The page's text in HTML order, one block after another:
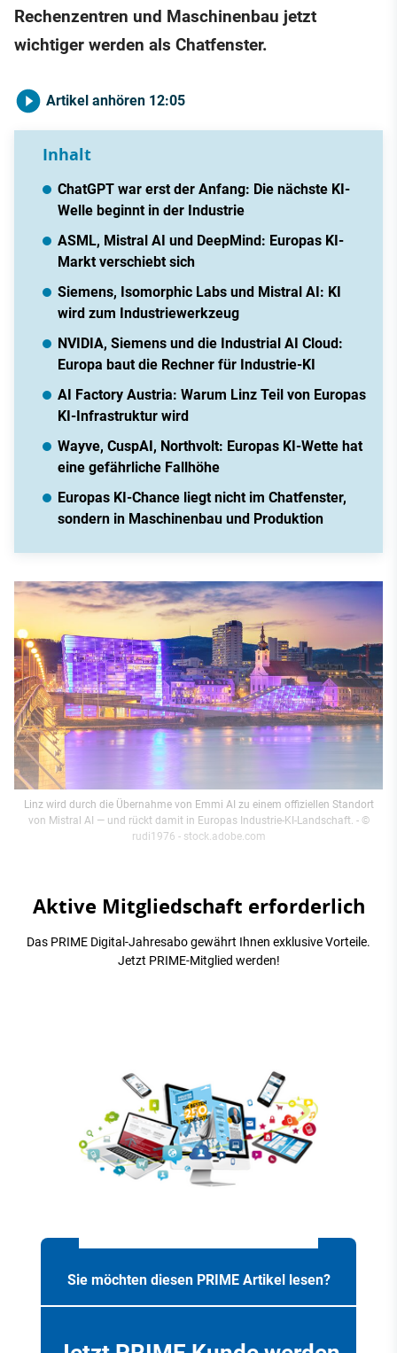
Rechenzentren und Maschinenbau jetzt
wichtiger werden als Chatfenster.
Artikel anhören 12:05
Inhalt
ChatGPT war erst der Anfang: Die nächste KI-
Welle beginnt in der Industrie
ASML, Mistral AI und DeepMind: Europas KI-
Markt verschiebt sich
Siemens, Isomorphic Labs und Mistral AI: KI
wird zum Industriewerkzeug
NVIDIA, Siemens und die Industrial AI Cloud:
Europa baut die Rechner für Industrie-KI
AI Factory Austria: Warum Linz Teil von Europas
KI-Infrastruktur wird
Wayve, CuspAI, Northvolt: Europas KI-Wette hat
eine gefährliche Fallhöhe
Europas KI-Chance liegt nicht im Chatfenster,
sondern in Maschinenbau und Produktion
Linz wird durch die Übernahme von Emmi AI zu einem offiziellen Standort
von Mistral AI — und rückt damit in Europas Industrie-KI-Landschaft. - ©
rudi1976 - stock.adobe.com
Aktive Mitgliedschaft erforderlich
Das PRIME Digital-Jahresabo gewährt Ihnen exklusive Vorteile.
Jetzt PRIME-Mitglied werden!
Sie möchten diesen PRIME Artikel lesen?